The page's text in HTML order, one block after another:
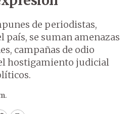
de periodistas,
se suman amenazas
campañas de odio
hostigamiento judicial